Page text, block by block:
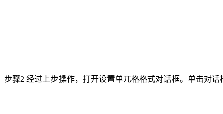
步骤2 经过上步操作，打开设置单兀格格式对话框。单击对